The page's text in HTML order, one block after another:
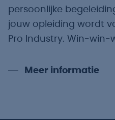
persoonlijke
jouw opleiding wordt
Pro Industry. Win-win-
Meer informatie